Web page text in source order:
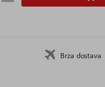
Brza dostava